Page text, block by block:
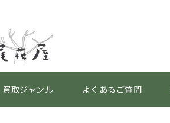
買取ジャンル よくあるご質問